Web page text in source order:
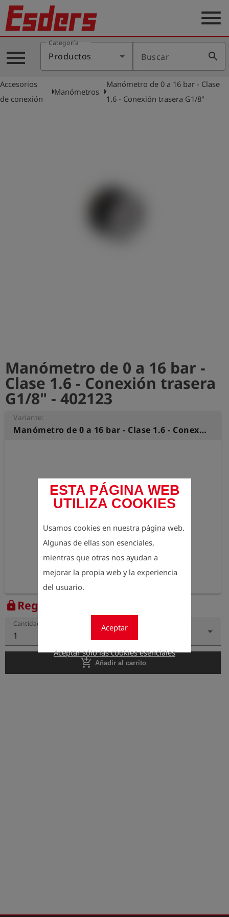
Productos
Blog
Aplicaciones
ESTA PÁGINA WEB
UTILIZA COOKIES
Usamos cookies en nuestra página web.
Algunas de ellas son esenciales,
mientras que otras nos ayudan a
mejorar la propia web y la experiencia
del usuario.
Aceptar
Aceptar sólo las cookies esenciales
menu
menu
Categoría
Productos Buscar search
Accesorios
de conexión
arrow_right
Manómetros arrow_right
Manómetro de 0 a 16 bar - Clase
1.6 - Conexión trasera G1/8"
Manómetro de 0 a 16 bar -
Clase 1.6 - Conexión trasera
G1/8" - 402123
Variante:
Manómetro de 0 a 16 bar - Clase 1.6 - Conexión trasera G1/8"
lock Regístrese para ver el precio
Cantidad
1
add_shopping_cart Añadir al carrito